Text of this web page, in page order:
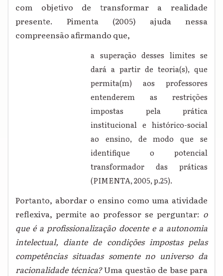
com objetivo de transformar a realidade
presente. Pimenta (2005) ajuda nessa
compreensão afirmando que,
a superação desses limites se
dará a partir de teoria(s), que
permita(m) aos professores
entenderem as restrições
impostas pela prática
institucional e histórico-social
ao ensino, de modo que se
identifique o potencial
transformador das práticas
(PIMENTA, 2005, p.25).
Portanto, abordar o ensino como uma atividade
reflexiva, permite ao professor se perguntar: o
que é a profissionalização docente e a autonomia
intelectual, diante de condições impostas pelas
competências situadas somente no universo da
racionalidade técnica?Uma questão de base para